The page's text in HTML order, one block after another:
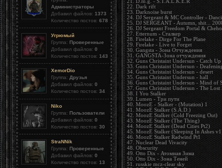
Администраторы
Добавил файлов: 1373
Количество постов: 678
Угрюмый
Группа: Проверенные
Добавил файлов: 0
Количество постов: 143
XemorDio
Группа: Друзья
Добавил файлов: 0
Количество постов: 34
Niko
Группа: Пользователи
Добавил файлов: 0
Количество постов: 30
StraNNik
Группа: Проверенные
Добавил файлов: 0
Количество постов: 13
21. D.m.g. - S.T.A.L.K.E.R
22. Dark rift
23. Darknoise burst
24. DJ Sergeant & MC Controller -
25. DJ SERGEANT - Autumn, shit...
26. DJ Sergeant Freedom Portal &
27. Etternum - Сталкер
28. Firelake - Dirge For The Plane
29. Firelake - Live to Forget
30. Gangsta - Зона Отчуждения
31. GANGSTA-Зона отчуждения
32. Guns Christaint Undersun - Catch
33. Guns Christaint Undersun -
34. Guns Christaint Undersun - desert
35. Guns Christaint Undersun - hall
36. Guns Christaint Undersun - Mind of
37. Guns Christaint Undersun - The Lost
38. I You Stalker
39. Lumen - Три пути
40. MoozE - Stalker - (Mutation) 1
41. MoozE Stalker (S.A.D.)
42. MoozE Stalker (Cold Freezing Out)
43. MoozE Stalker (The Thing)
44. MoozE Stalker (Dead Cities Pt2)
45. MoozE Stalker (Sleeping In Ashes
46. MoozE Stalker Radwind Pt1
47. Nuclear Dead Vivacity
48. Obscurity
49. Otto Dix - Атомная Зима
50. Otto Dix - Зона Теней
51. russkie mcz-clear sky